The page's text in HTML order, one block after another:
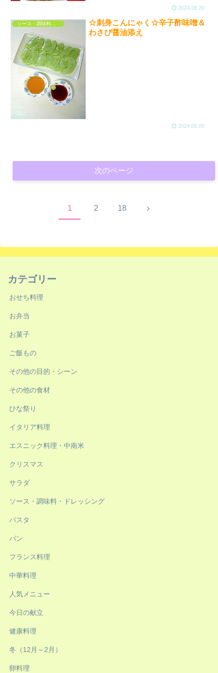
2024.06.20
ソース・調味料・ドレッシング
☆刺身こんにゃく☆辛子酢味噌＆
わさび醤油添え
2024.06.09
次のページ
1 2 18 次
カテゴリー
おせち料理
お弁当
お菓子
ご飯もの
その他の目的・シーン
その他の食材
ひな祭り
イタリア料理
エスニック料理・中南米
クリスマス
サラダ
ソース・調味料・ドレッシング
パスタ
パン
フランス料理
中華料理
人気メニュー
今日の献立
健康料理
冬（12月～2月）
卵料理